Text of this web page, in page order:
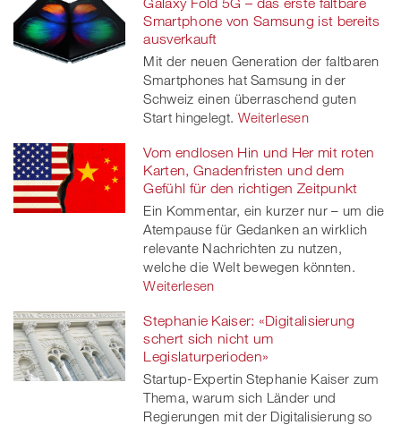
Smartphone von Samsung ist bereits
ausverkauft
Mit der neuen Generation der faltbaren
Smartphones hat Samsung in der
Schweiz einen überraschend guten
Start hingelegt. Weiterlesen
Vom endlosen Hin und Her mit roten
Karten, Gnadenfristen und dem
Gefühl für den richtigen Zeitpunkt
Ein Kommentar, ein kurzer nur – um die
Atempause für Gedanken an wirklich
relevante Nachrichten zu nutzen,
welche die Welt bewegen könnten.
Weiterlesen
Stephanie Kaiser: «Digitalisierung
schert sich nicht um
Legislaturperioden»
Startup-Expertin Stephanie Kaiser zum
Thema, warum sich Länder und
Regierungen mit der Digitalisierung so